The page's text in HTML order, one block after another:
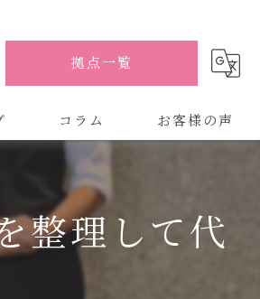
拠点一覧
ス
コラム お客様の声
整理して代